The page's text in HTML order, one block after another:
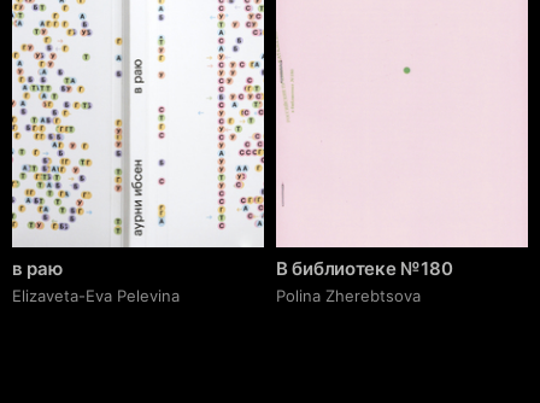
в раю
Elizaveta-Eva Pelevina
В библиотеке № 180
Polina Zherebtsova